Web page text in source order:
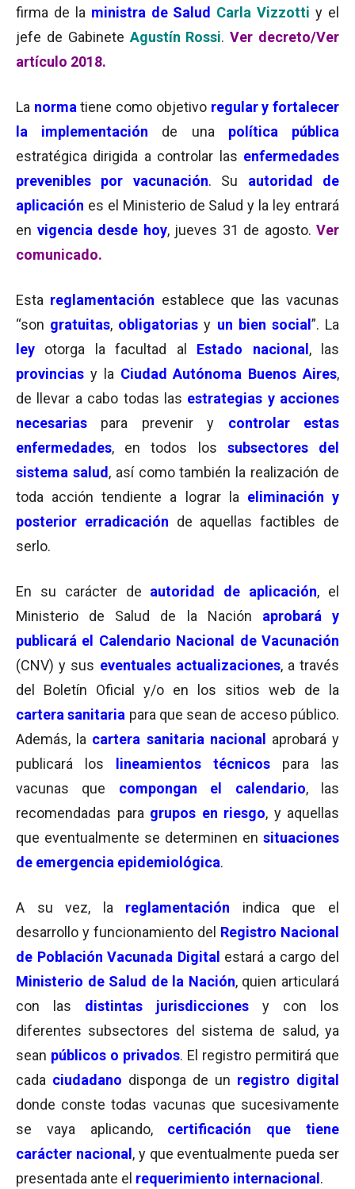
firma de la ministra de Salud Carla Vizzotti y el
jefe de Gabinete Agustín Rossi.Ver decreto/Ver
artículo 2018.
La norma tiene como objetivo regular y fortalecer
la implementación
de una política pública
estratégica dirigida a controlar las enfermedades
prevenibles por vacunación. Su autoridad de
aplicación es el Ministerio de Salud y la ley entrará
en vigencia desde hoy, jueves 31 de agosto. Ver
comunicado.
Esta reglamentación establece que las vacunas
“son gratuitas, obligatorias y un bien social ”. La
ley otorga la facultad al Estado nacional , las
provincias y la Ciudad Autónoma Buenos Aires,
de llevar a cabo todas las estrategias y acciones
necesarias para prevenir y controlar estas
enfermedades, en todos los subsectores del
sistema salud , así como también la realización de
toda acción tendiente a lograr la eliminación y
posterior erradicación de aquellas factibles de
serlo.
En su carácter de autoridad de aplicación, el
Ministerio de Salud de la Nación aprobará y
publicará el Calendario Nacional de Vacunación
(CNV) y sus eventuales actualizaciones, a través
del Boletín Oficial y/o en los sitios web de la
cartera sanitaria para que sean de acceso público.
Además, la cartera sanitaria nacional
aprobará y
publicará los lineamientos técnicos
para las
vacunas que compongan el calendario, las
recomendadas para grupos en riesgo, y aquellas
que eventualmente se determinen en situaciones
de emergencia epidemiológica.
A su vez, la reglamentación indica que el
desarrollo y funcionamiento del Registro Nacional
de Población Vacunada Digital estará a cargo del
Ministerio de Salud de la Nación, quien articulará
con las distintas jurisdicciones y con los
diferentes subsectores del sistema de salud, ya
sean públicos o privados. El registro permitirá que
cada ciudadano disponga de un registro digital
donde conste todas vacunas que sucesivamente
se vaya aplicando,certificación que tiene
carácter nacional , y que eventualmente pueda ser
presentada ante el requerimiento internacional .